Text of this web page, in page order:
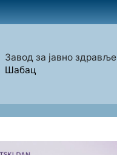
Завод за јавно здравље
Шабац